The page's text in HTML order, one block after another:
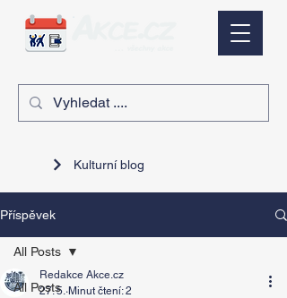
Kulturní blog
Příspěvek
All Posts
All Posts
Redakce Akce.cz
27. 5. Minut čtení: 2